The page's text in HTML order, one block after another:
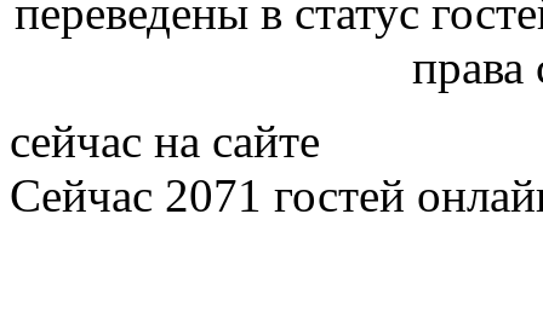
переведены в статус
сейчас на сайте
Сейчас 2071 гостей